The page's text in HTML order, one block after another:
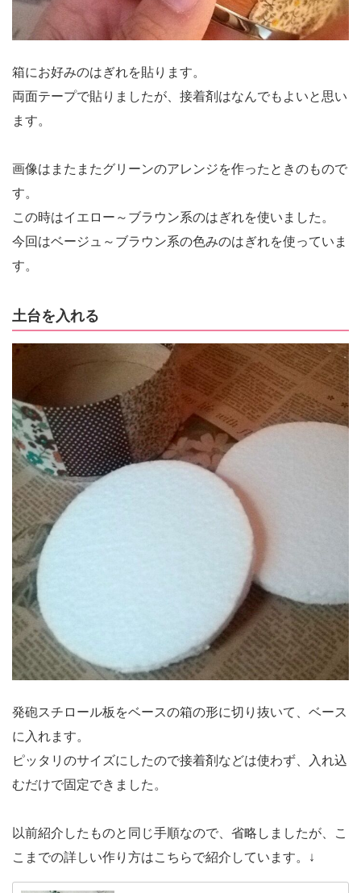
箱にお好みのはぎれを貼ります。
両面テープで貼りましたが、接着剤はなんでもよいと思い
ます。
画像はまたまたグリーンのアレンジを作ったときのもので
す。
この時はイエロー～ブラウン系のはぎれを使いました。
今回はベージュ～ブラウン系の色みのはぎれを使っていま
す。
土台を入れる
発砲スチロール板をベースの箱の形に切り抜いて、ベース
に入れます。
ピッタリのサイズにしたので接着剤などは使わず、入れ込
むだけで固定できました。
以前紹介したものと同じ手順なので、省略しましたが、こ
こまでの詳しい作り方はこちらで紹介しています。↓